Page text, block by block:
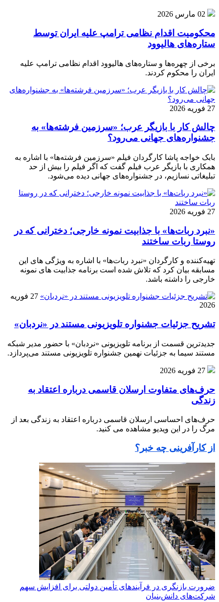
02 مارس 2026
محکومیت اقدام نظامی ترامپ علیه ایران توسط
ستاره‌های هالیوود
برخی از چهره‌ها و ستاره‌های هالیوود اقدام نظامی ترامپ علیه
ایران را محکوم کردند.
27 فوریه 2026
چالش کار با بازیگر عرب؛ «سرزمین فرشته‌ها» به
جشنواره‌های جهانی می‌رود؟
بابک خواجه پاشا کارگردان فیلم «سرزمین فرشته‌ها» با اشاره به
همکاری با بازیگر عرب فیلم گفت که اگر فیلم را بیش از حد
تبلیغاتی نسازیم، در جشنواره‌های جهانی دیده می‌شود.
27 فوریه 2026
«نبرد ربات‌ها» با جذابیت نمونه خارجی؛ دخترانی که در
روستا ربات ساختند
تهیه‌کننده و کارگردان «نبرد ربات‌ها» با اشاره به ویژگی های این
مسابقه بیان کرد که تلاش شده است برنامه جذابیت های نمونه
خارجی را داشته باشد.
27 فوریه
2026
تشریح جزئیات جشنواره‌ تلویزیونی مستند در «نردبان»
جدیدترین قسمت از برنامه‌ تلویزیونی «نردبان» با حضور مدیر شبکه
مستند سیما به جزئیات نهمین جشنواره‌ تلویزیونی مستند می‌پردازد.
27 فوریه 2026
حرف‌های متفاوت ارسلان قاسمی درباره اعتقاد به
زندگی
حرف‌های احساسی ارسلان قاسمی درباره اعتقاد به زندگی بعد از
مرگ را در این ویدیو مشاهده می کنید.
از کارآفرینی چه خبر؟
ضرورت بازنگری در فرآیندهای تأمین دولتی برای افزایش سهم
شرکت‌های دانش‌بنیان